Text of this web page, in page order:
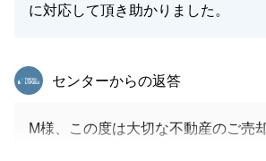
に対応して頂き助かりました。
東急リバブル
センターからの返答
M様、この度は大切な不動産のご売